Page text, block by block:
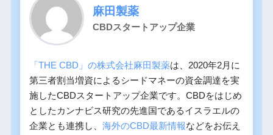
麻田製薬
CBDスタートアップ企業
「THE CBD」の株式会社麻田製薬は、2020年2月に
第三者割当増資によるシードマネーの資金調達を実
施したCBDスタートアップ企業です。CBDをはじめ
としたカンナビス研究の先進国であるイスラエルの
企業とも連携し、 海外のCBD最新情報などをお伝え